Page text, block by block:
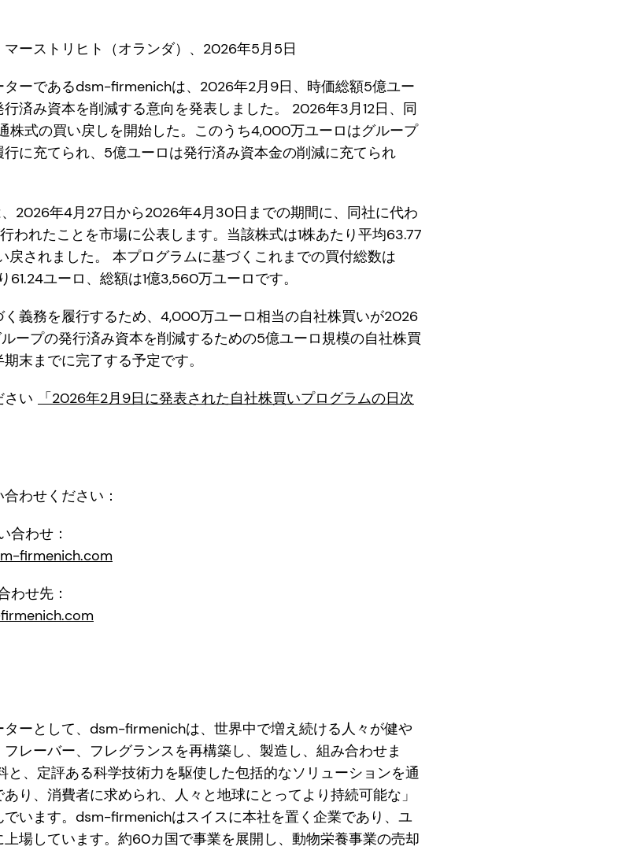
ーストリヒト（オランダ）、2026年5月5日
ーであるdsm-firmenichは、2026年2月9日、時価総額5億ユー
済み資本を削減する意向を発表しました。 2026年3月12日、同
株式の買い戻しを開始した。このうち4,000万ユーロはグループ
に充てられ、5億ユーロは発行済み資本金の削減に充てられ
2026年4月27日から2026年4月30日までの期間に、同社に代わ
われたことを市場に公表します。当該株式は1株あたり平均63.77
戻されました。 本プログラムに基づくこれまでの買付総数は
61.24ユーロ、総額は1億3,560万ユーロです。
義務を履行するため、4,000万ユーロ相当の自社株買いが2026
ープの発行済み資本を削減するための5億ユーロ規模の自社株買
末までに完了する予定です。
さい
「2026年2月9日に発表された自社株買いプログラムの日次
わせください：
わせ：
firmenich.com
せ先：
ーとして、dsm-firmenichは、世界中で増え続ける人々が健や
レーバー、フレグランスを再構築し、製造し、組み合わせま
、定評ある科学技術力を駆使した包括的なソリューションを通
り、消費者に求められ、人々と地球にとってより持続可能な」
います。dsm-firmenichはスイスに本社を置く企業であり、ユ
場しています。約60カ国で事業を展開し、動物栄養事業の売却